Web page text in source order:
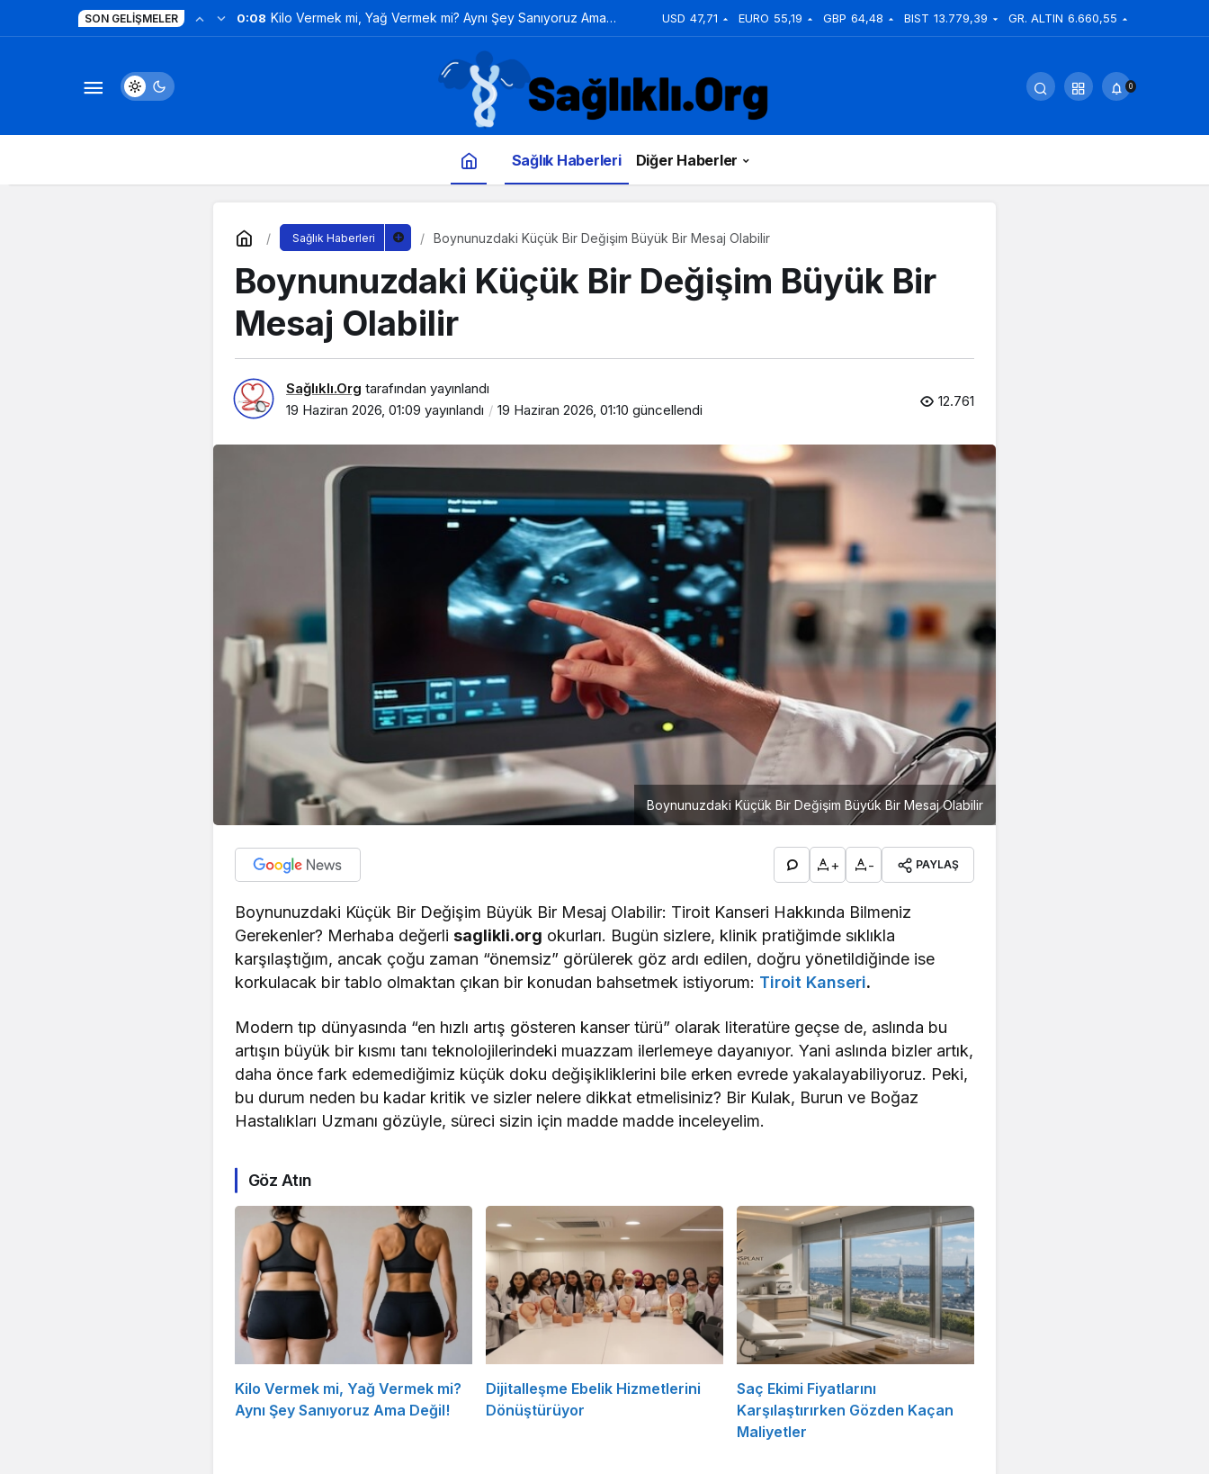
SON GELIŞMELER 0:08 Kilo Vermek mi, Yağ Vermek mi? Aynı Şey Sanıyoruz Ama USD 47,71 EURO 55,19 GBP 64,48 BIST 13.779,39 GR. ALTIN 6.660,55
0
Sağlık Haberleri Diğer Haberler
Sağlık Haberleri Boynunuzdaki Küçük Bir Değişim Büyük Bir Mesaj Olabilir
Boynunuzdaki Küçük Bir Değişim Büyük Bir
Mesaj Olabilir
Sağlıklı.Org tarafından yayınlandı
19 Haziran 2026, 01:09 yayınlandı 19 Haziran 2026, 01:10 güncellendi 12.761
Boynunuzdaki Küçük Bir Değişim Büyük Bir Mesaj Olabilir
+ - PAYLAŞ
Boynunuzdaki Küçük Bir Değişim Büyük Bir Mesaj Olabilir: Tiroit Kanseri Hakkında Bilmeniz
Gerekenler? Merhaba değerlisaglikli.org okurları. Bugün sizlere, klinik pratiğimde sıklıkla
karşılaştığım, ancak çoğu zaman “önemsiz” görülerek göz ardı edilen, doğru yönetildiğinde ise
korkulacak bir tablo olmaktan çıkan bir konudan bahsetmek istiyorum: Tiroit Kanseri.
Modern tıp dünyasında “en hızlı artış gösteren kanser türü” olarak literatüre geçse de, aslında bu
artışın büyük bir kısmı tanı teknolojilerindeki muazzam ilerlemeye dayanıyor. Yani aslında bizler artık,
daha önce fark edemediğimiz küçük doku değişikliklerini bile erken evrede yakalayabiliyoruz. Peki,
bu durum neden bu kadar kritik ve sizler nelere dikkat etmelisiniz? Bir Kulak, Burun ve Boğaz
Hastalıkları Uzmanı gözüyle, süreci sizin için madde madde inceleyelim.
Göz Atın
Kilo Vermek mi, Yağ Vermek mi?
Aynı Şey Sanıyoruz Ama Değil!
Dijitalleşme Ebelik Hizmetlerini
Dönüştürüyor
Saç Ekimi Fiyatlarını
Karşılaştırırken Gözden Kaçan
Maliyetler